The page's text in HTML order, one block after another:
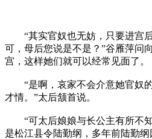
“其实官奴也无妨，只要进宫后
可，母后您说是不是？”谷雁萍问
宫，这样她们就可以经常见面了。
“是啊，哀家不会介意她官奴的
才情。”太后颔首说。
“可太后娘娘与长公主有所不知
是松江县令陆勤纲，多年前陆勤